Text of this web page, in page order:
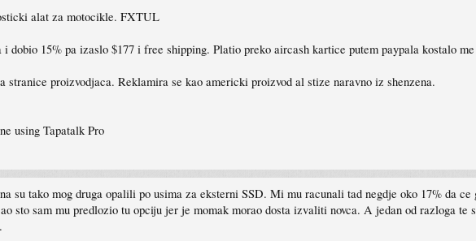
alat za motocikle. FXTUL
i dobio 15% pa izaslo $177 i free shipping. Platio preko aircash kartice putem paypala kostalo
stranice proizvodjaca. Reklamira se kao americki proizvod al stize naravno iz shenzena.
using Tapatalk Pro
su tako mog druga opalili po usima za eksterni SSD. Mi mu racunali tad negdje oko 17% da
sto sam mu predlozio tu opciju jer je momak morao dosta izvaliti novca. A jedan od razloga